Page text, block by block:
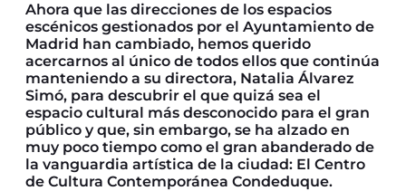
Ahora que las direcciones de los espacios
escénicos gestionados por el Ayuntamiento de
Madrid han cambiado, hemos querido
acercarnos al único de todos ellos que continúa
manteniendo a su directora, Natalia Álvarez
Simó, para descubrir el que quizá sea el
espacio cultural más desconocido para el gran
público y que, sin embargo, se ha alzado en
muy poco tiempo como el gran abanderado de
la vanguardia artística de la ciudad: El Centro
de Cultura Contemporánea Condeduque.